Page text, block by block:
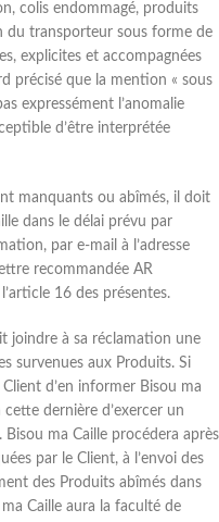
colis endommagé, produits
du transporteur sous forme de
explicites et accompagnées
précisé que la mention « sous
expressément l’anomalie
d’être interprétée
manquants ou abîmés, il doit
dans le délai prévu par
par e-mail à l’adresse
recommandée AR
16 des présentes.
joindre à sa réclamation une
survenues aux Produits. Si
Client d’en informer Bisou ma
dernière d’exercer un
ma Caille procédera après
par le Client, à l’envoi des
des Produits abîmés dans
ma Caille aura la faculté de